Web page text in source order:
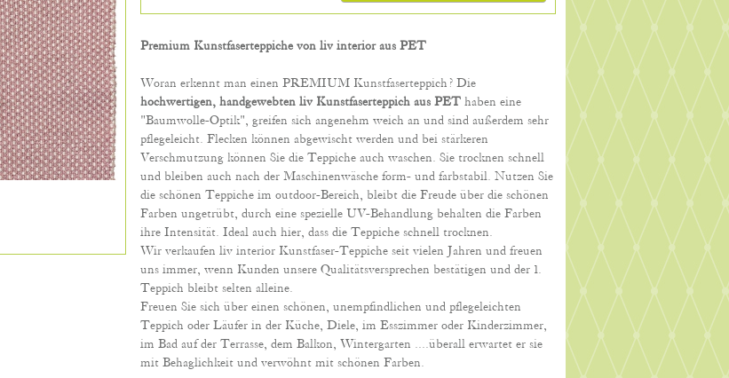
Premium Kunstfaserteppiche von liv interior aus PET
Woran erkennt man einen PREMIUM Kunstfaserteppich? Die
hochwertigen, handgewebten liv Kunstfaserteppich aus PET haben eine
"Baumwolle-Optik", greifen sich angenehm weich an und sind außerdem sehr
pflegeleicht. Flecken können abgewischt werden und bei stärkeren
Verschmutzung können Sie die Teppiche auch waschen. Sie trocknen schnell
und bleiben auch nach der Maschinenwäsche form- und farbstabil. Nutzen Sie
die schönen Teppiche im outdoor-Bereich, bleibt die Freude über die schönen
Farben ungetrübt, durch eine spezielle UV-Behandlung behalten die Farben
ihre Intensität. Ideal auch hier, dass die Teppiche schnell trocknen.
Wir verkaufen liv interior Kunstfaser-Teppiche seit vielen Jahren und freuen
uns immer, wenn Kunden unsere Qualitätsversprechen bestätigen und der 1.
Teppich bleibt selten alleine.
Freuen Sie sich über einen schönen, unempfindlichen und pflegeleichten
Teppich oder Läufer in der Küche, Diele, im Esszimmer oder Kinderzimmer,
im Bad auf der Terrasse, dem Balkon, Wintergarten ....überall erwartet er sie
mit Behaglichkeit und verwöhnt mit schönen Farben.